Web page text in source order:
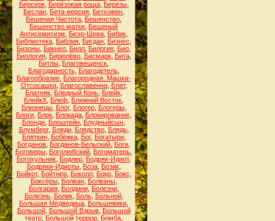
Берсерк, Берёзовая роща, Берёзы,
Беслан Бета-версия Бетховен
Бешеная Частота Бешенство
Бешенство матки Бешеный
Антисемитизм
Беэр-Шева Бибик
Библиотека Библия Бигдан Бизнес
Бизоны Бикнел Билл Билогия Био
Биология, Бирюлёво, Бисмарк, Бита,
Битлы Благовещенск
Благодарность, Благодетель,
Благообразие Благородная. Машка-
Отсосашка, Благославенна, Блат,
Блатняк Бледный Конь Блейк
БлейкХ Блеф Ближний Восток
Близнецы, Блог, Блогер, Блогеры,
Блоги Блок Блокада Блокирование
Блонди Блоштейн Блудныйсын
Блумберг, Бляди, Блядство, Блядь,
Бляткин, Бобёжка, Бог, Богатыри,
Богданов Богданов-Бельский Боги
Боговеры Боголюбский Богоматерь
Богохульник Бодлер Бодряк-Идиот,
Бодряки-Идиоты, Боза, Бозик,
Бойкот, Бойтнер, Боколл, Бокр, Бокс
Боксёры, Болван, Болваны,
Болгария, Болдини, Болезни,
Болезнь, Болик, Боль, Больной,
Большая Медведица Большевики
Большой, Большой Взрыв, Большой
театр Большой террор Бомба